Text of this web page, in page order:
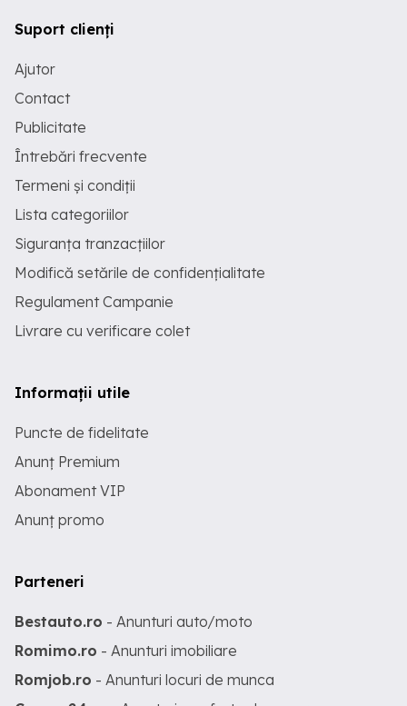
Suport clienți
Ajutor
Contact
Publicitate
Întrebări frecvente
Termeni și condiții
Lista categoriilor
Siguranța tranzacțiilor
Modifică setările de confidențialitate
Regulament Campanie
Livrare cu verificare colet
Informații utile
Puncte de fidelitate
Anunț Premium
Abonament VIP
Anunț promo
Parteneri
Bestauto.ro - Anunturi auto/moto
Romimo.ro - Anunturi imobiliare
Romjob.ro - Anunturi locuri de munca